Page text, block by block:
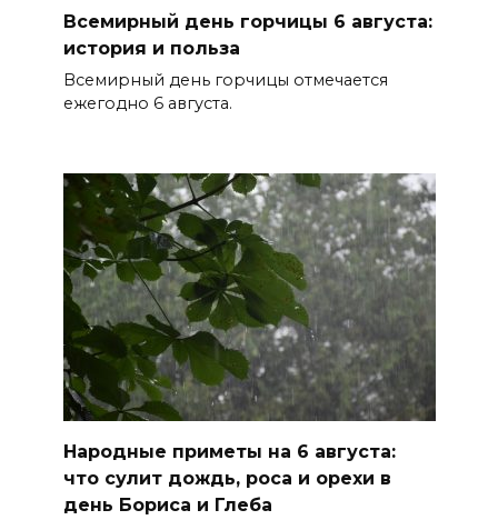
05 августа 2026 18:32
По пути к большой трассе
Футбольный разгром в Кубке
России
05 августа 2026 18:30
Огненный шторм во дворе
05 августа 2026 18:29
Подготовка к школе
05 августа 2026 18:27
Жеребьевка политических
Всемирный день горчицы 6 августа:
история и польза
Всемирный день горчицы отмечается
ежегодно 6 августа.
Народные приметы на 6 августа:
что сулит дождь, роса и орехи в
день Бориса и Глеба